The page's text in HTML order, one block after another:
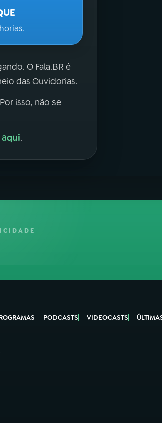
O Fala.BR é
das Ouvidorias.
isso, não se
.
PODCASTS VIDEOCASTS